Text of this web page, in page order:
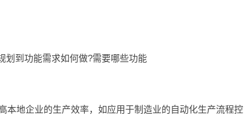
本地企业的生产效率，如应用于制造业的自动化生产流程控